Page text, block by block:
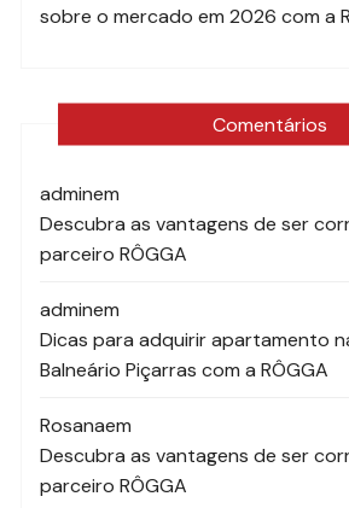
sobre o mercado em 2026 com a
Comentários
adminem
Descubra as vantagens de ser
parceiro RÔGGA
adminem
Dicas para adquirir apartamento
Balneário Piçarras com a RÔGGA
Rosanaem
Descubra as vantagens de ser
parceiro RÔGGA